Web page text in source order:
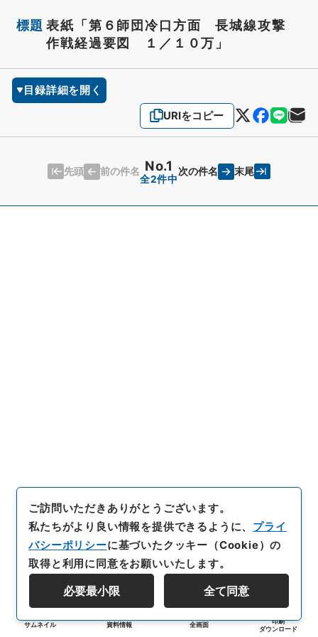
標題 表紙「第６師団冷口方面 長城線攻撃
作戦経過要図 １／１０万」
目録詳細を開く
URIをコピー
先頭 前の件名 No.1
全2件中
次の件名 末尾
サムネイル 資料情報 全画面
印刷
ダウンロード
ご訪問いただきありがとうございます。
私たちがより良い情報を提供できるように、 プライ
バシーポリシーに基づいたクッキー（Cookie）の
取得と利用に同意をお願いいたします。
必要最小限 全て同意